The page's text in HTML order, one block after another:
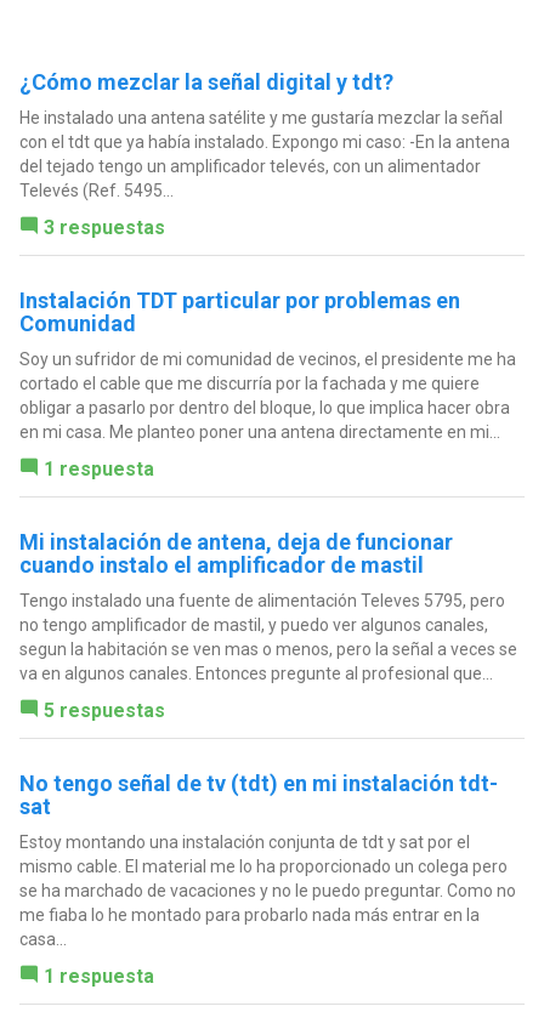
¿Cómo mezclar la señal digital y tdt?
He instalado una antena satélite y me gustaría mezclar la señal
con el tdt que ya había instalado. Expongo mi caso: -En la antena
del tejado tengo un amplificador televés, con un alimentador
Televés (Ref. 5495...
3 respuestas
Instalación TDT particular por problemas en
Comunidad
Soy un sufridor de mi comunidad de vecinos, el presidente me ha
cortado el cable que me discurría por la fachada y me quiere
obligar a pasarlo por dentro del bloque, lo que implica hacer obra
en mi casa. Me planteo poner una antena directamente en mi...
1 respuesta
Mi instalación de antena, deja de funcionar
cuando instalo el amplificador de mastil
Tengo instalado una fuente de alimentación Televes 5795, pero
no tengo amplificador de mastil, y puedo ver algunos canales,
segun la habitación se ven mas o menos, pero la señal a veces se
va en algunos canales. Entonces pregunte al profesional que...
5 respuestas
No tengo señal de tv (tdt) en mi instalación tdt-
sat
Estoy montando una instalación conjunta de tdt y sat por el
mismo cable. El material me lo ha proporcionado un colega pero
se ha marchado de vacaciones y no le puedo preguntar. Como no
me fiaba lo he montado para probarlo nada más entrar en la
casa...
1 respuesta